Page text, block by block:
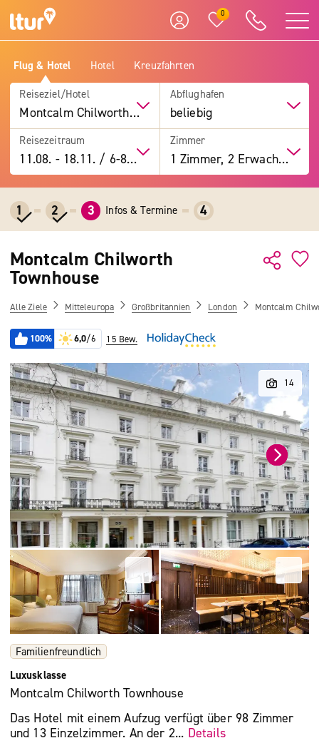
0
Flug & Hotel Hotel Kreuzfahrten
Reiseziel/Hotel
Montcalm Chilworth Townhouse
Abflughafen
beliebig
Reisezeitraum
11.08. -18.11. / 6-8 Tage
Zimmer
1 Zimmer, 2 Erwachsene
1 2 3 Infos & Termine 4
Montcalm Chilworth
Townhouse
Alle Ziele Mitteleuropa Großbritannien London Montcalm
100% 6,0/6 15 Bew.
Familienfreundlich
Luxusklasse
Montcalm Chilworth Townhouse
Das Hotel mit einem Aufzug verfügt über 98 Zimmer
und 13 Einzelzimmer. An der 2... Details